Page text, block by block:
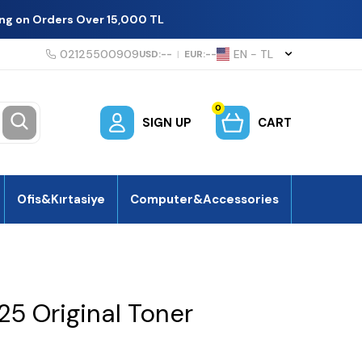
on Orders Over 15,000 TL
02125500909USD:-- | EUR:-- EN − TL
SIGN UP
0
CART
Ofis&Kırtasiye Computer&Accessories
Original Toner